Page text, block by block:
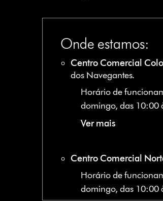
Onde estamos:
Centro Comercial
dos Navegantes.
Horário de
domingo, das 10:00
Ver mais
Centro Comercial
Horário de
domingo, das 10:00